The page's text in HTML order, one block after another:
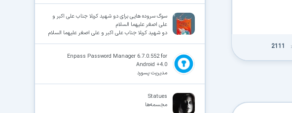
2111
سوگ سروده هایی برای دو شهید کربلا جناب علی اکبر و
علی اصغر علیهما السلام
دو شهید کربلا جناب علی اکبر و علی اصغر علیهما السلام
Enpass Password Manager 6.7.0.552 for
Android +4.0
مدیریت پسورد
Statues
مجسمه‌ها